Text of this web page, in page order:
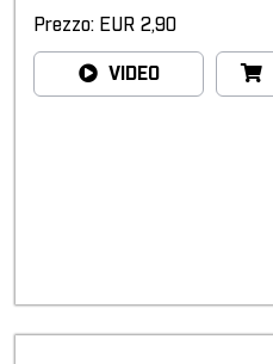
Prezzo: EUR 2,90
VIDEO